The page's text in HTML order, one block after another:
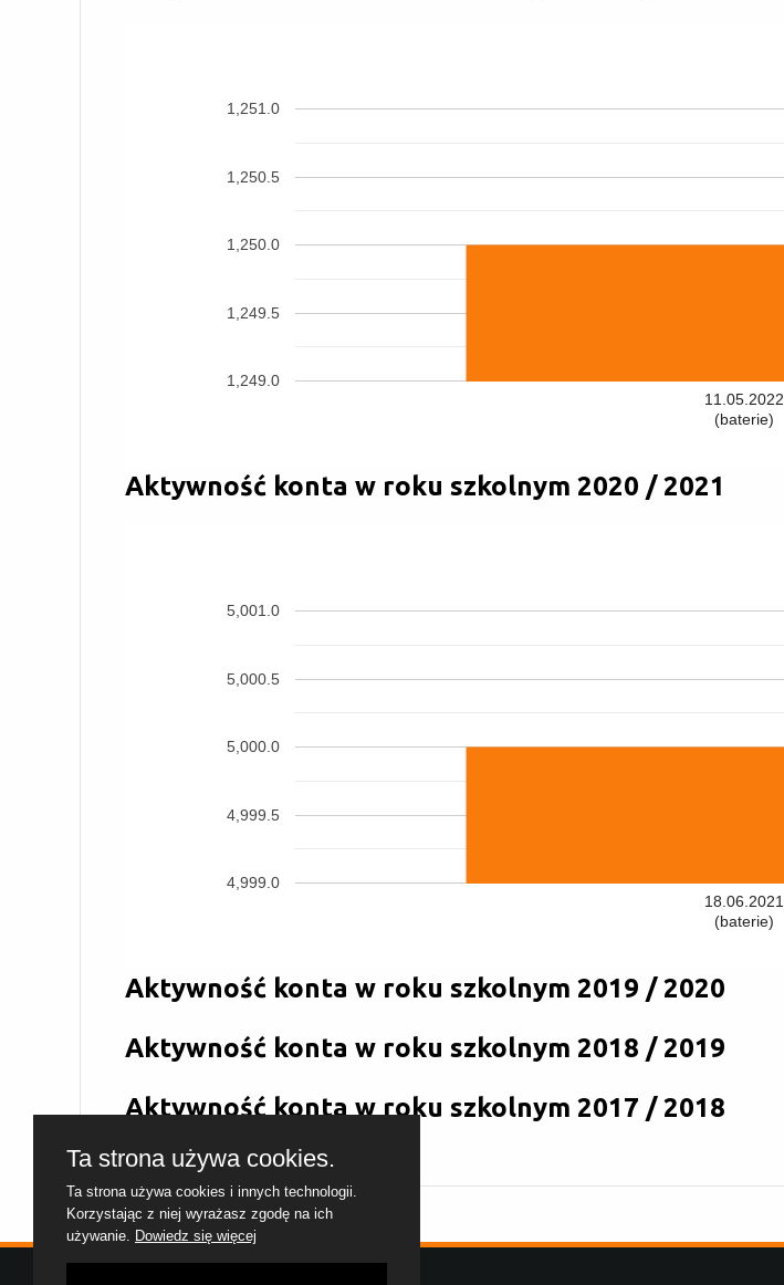
11.05.2022
(baterie)
1,249.0
1,249.5
1,250.0
1,250.5
1,251.0
Aktywność konta w roku szkolnym 2020 / 2021
18.06.2021
(baterie)
4,999.0
4,999.5
5,000.0
5,000.5
5,001.0
Aktywność konta w roku szkolnym 2019 / 2020
Aktywność konta w roku szkolnym 2018 / 2019
Aktywność konta w roku szkolnym 2017 / 2018
Ta strona używa cookies.
Ta strona używa cookies i innych technologii.
Korzystając z niej wyrażasz zgodę na ich
używanie. Dowiedz się więcej